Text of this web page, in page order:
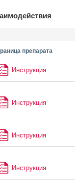
препарата
Инструкция
Инструкция
Инструкция
Инструкция